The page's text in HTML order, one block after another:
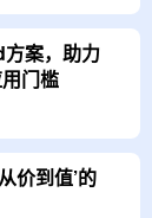
案，助力
门槛
价到值’的